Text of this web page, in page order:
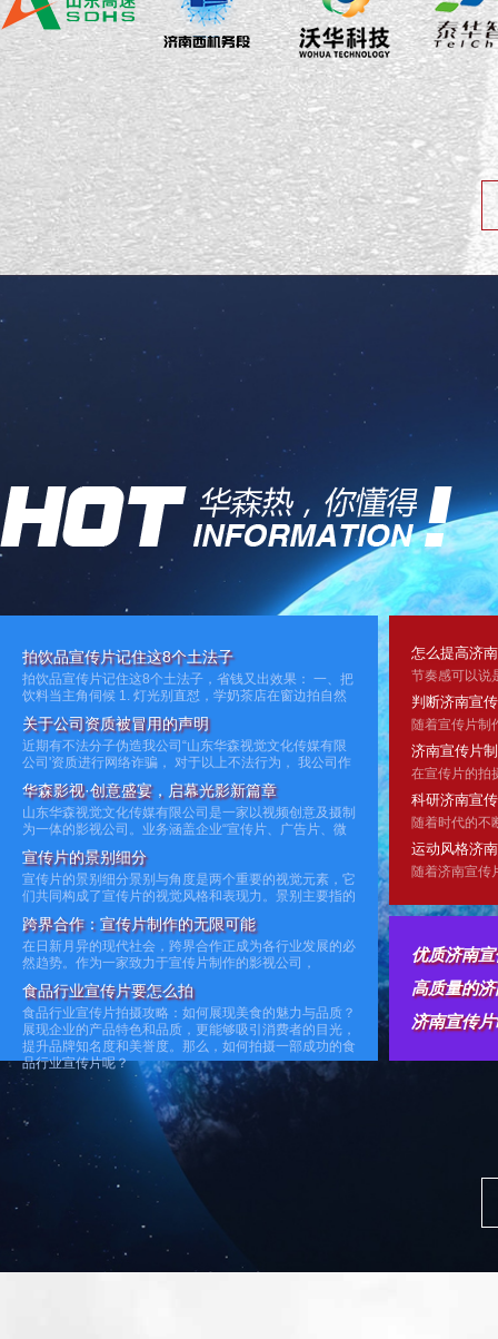
拍饮品宣传片记住这8个土法子
拍饮品宣传片记住这8个土法子，省钱又出效果： 一、把
饮料当主角伺候 1. 灯光别直怼，学奶茶店在窗边拍自然
光，侧后方打个补光灯让液体通透 2. 拍冷饮时杯壁挂水
珠：棉签蘸甘油抹杯子再喷水，水珠挂得牢
关于公司资质被冒用的声明
近期有不法分子伪造我公司“山东华森视觉文化传媒有限
公司'资质进行网络诈骗， 对于以上不法行为， 我公司作
出如下声明:
华森影视·创意盛宴，启幕光影新篇章
山东华森视觉文化传媒有限公司是一家以视频创意及摄制
为一体的影视公司。业务涵盖企业“宣传片、广告片、微
电影、纪录片、影视动画”等各类商业短片的创意和制
作。我们坚持“影视艺术创造价值”, “全心全意服务好
宣传片的景别细分
宣传片的景别细分景别与角度是两个重要的视觉元素，它
们共同构成了宣传片的视觉风格和表现力。景别主要指的
是被摄主体在画面中所呈现的范围，它决定了观众在视觉
上能够接收到的信息量。
跨界合作：宣传片制作的无限可能
在日新月异的现代社会，跨界合作正成为各行业发展的必
然趋势。作为一家致力于宣传片制作的影视公司，
食品行业宣传片要怎么拍
食品行业宣传片拍摄攻略：如何展现美食的魅力与品质？
展现企业的产品特色和品质，更能够吸引消费者的目光，
提升品牌知名度和美誉度。那么，如何拍摄一部成功的食
品行业宣传片呢？
怎么提高济
判断济南宣
济南宣传片
科研济南宣
运动风格济
优质济南
济南宣传